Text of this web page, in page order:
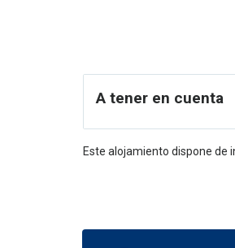
A tener en cuenta
Este alojamiento dispone de